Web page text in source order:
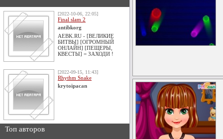
[2022-10-06, 22:05]
Final slam 2
antibkorg
AEBK.RU - [ВЕЛИКИЕ
БИТВЫ] [ОГРОМНЫЙ
ОНЛАЙН] [ПЕЩЕРЫ,
КВЕСТЫ] = ЗАХОДИ !
[2022-09-15, 11:43]
Rhythm Snake
krytoipacan
Топ авторов